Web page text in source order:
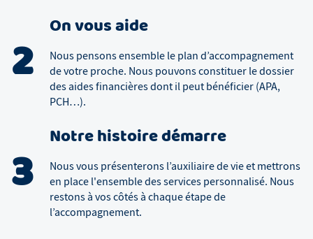
2
On vous aide
Nous pensons ensemble le plan d’accompagnement
de votre proche. Nous pouvons constituer le dossier
des aides financières dont il peut bénéficier (APA,
PCH…).
3
Notre histoire démarre
Nous vous présenterons l’auxiliaire de vie et mettrons
en place l'ensemble des services personnalisé. Nous
restons à vos côtés à chaque étape de
l’accompagnement.